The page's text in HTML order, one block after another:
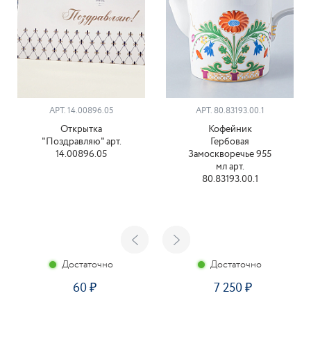
АРТ. 14.00896.05
Открытка
"Поздравляю" арт.
14.00896.05
Достаточно
60
АРТ. 80.83193.00.1
Кофейник
Гербовая
Замоскворечье 955
мл арт.
80.83193.00.1
Достаточно
7 250